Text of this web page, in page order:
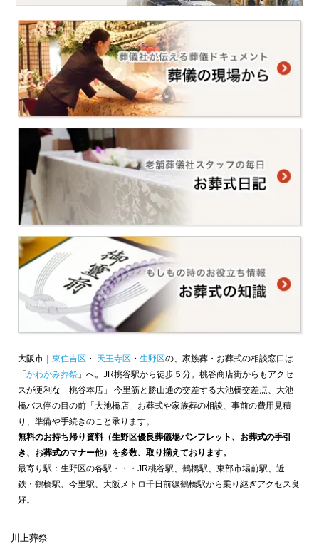
大阪市｜ 東住吉区 ・ 天王寺区 ・ 生野区の、家族葬・お葬式の相談窓口は
「かわかみ葬祭 」へ。JR桃谷駅から徒歩５分。桃谷商店街からもアクセ
スが便利な「桃谷本店」 今里筋と勝山通の交差する大池橋交差点、大池
橋バス停の目の前「大池橋店」お葬式や家族葬の相談、事前の費用見積
り、準備や手続きのこと承ります。
無料のお持ち帰り資料（生野区優良葬儀場パンフレット、お葬式の手引
き、お葬式のマナー他）を多数、取り揃えております。
最寄り駅：生野区の各駅・・・JR桃谷駅、鶴橋駅、東部市場前駅、近
鉄・鶴橋駅、今里駅、大阪メトロ千日前線鶴橋駅から乗り継ぎアクセス良
好。
川上葬祭